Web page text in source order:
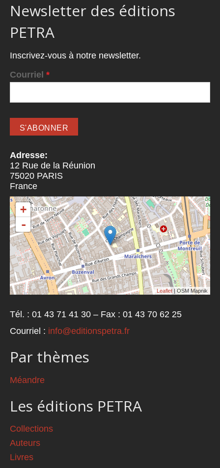
Newsletter des éditions
PETRA
Inscrivez-vous à notre newsletter.
Courriel *
Adresse:
12 Rue de la Réunion
75020 PARIS
France
+
-
Leaflet | OSM Mapnik
Tél. : 01 43 71 41 30 – Fax : 01 43 70 62 25
Courriel : info@editionspetra.fr
Par thèmes
Méandre
Les éditions PETRA
Collections
Auteurs
Livres